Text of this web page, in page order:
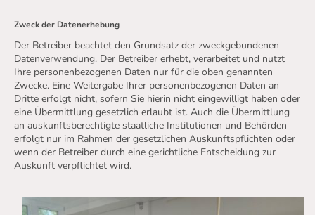
Zweck der Datenerhebung
Der Betreiber beachtet den Grundsatz der zweckgebundenen
Datenverwendung. Der Betreiber erhebt, verarbeitet und nutzt
Ihre personenbezogenen Daten nur für die oben genannten
Zwecke. Eine Weitergabe Ihrer personenbezogenen Daten an
Dritte erfolgt nicht, sofern Sie hierin nicht eingewilligt haben oder
eine Übermittlung gesetzlich erlaubt ist. Auch die Übermittlung
an auskunftsberechtigte staatliche Institutionen und Behörden
erfolgt nur im Rahmen der gesetzlichen Auskunftspflichten oder
wenn der Betreiber durch eine gerichtliche Entscheidung zur
Auskunft verpflichtet wird.